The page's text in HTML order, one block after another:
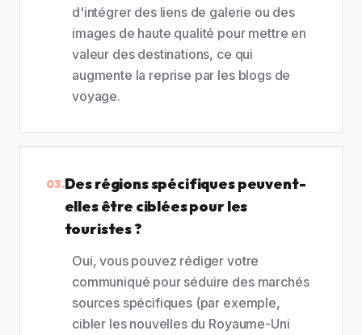
d'intégrer des liens de galerie ou des
images de haute qualité pour mettre en
valeur des destinations, ce qui
augmente la reprise par les blogs de
voyage.
03.Des régions spécifiques peuvent-
elles être ciblées pour les
touristes ?
Oui, vous pouvez rédiger votre
communiqué pour séduire des marchés
sources spécifiques (par exemple,
cibler les nouvelles du Royaume-Uni